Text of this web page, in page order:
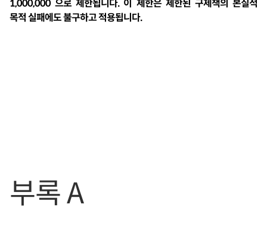
1,000,000 으로 제한됩니다. 이 제한은 제한된 구제책의 본질적
목적 실패에도 불구하고 적용됩니다.
부록 A